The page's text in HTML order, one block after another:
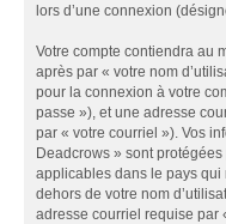
lors d’une connexion
Votre compte contiendra au
après par « votre nom
pour la connexion à votre
passe »), et une adresse
par « votre courriel »). Vos
Deadcrows » sont
applicables dans le pays qui
dehors de votre nom
adresse courriel requise par